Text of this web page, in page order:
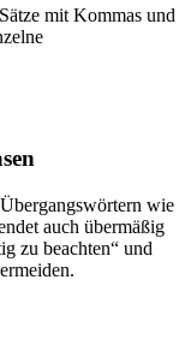
mit Kommas und
wie
auch übermäßig
zu beachten“ und